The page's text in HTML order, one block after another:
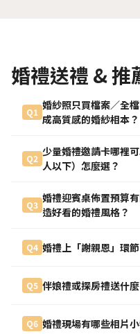
婚禮送禮 & 推
Q1
婚紗照只買檔案／全
成高質感的婚紗相本？
Q2
少量婚禮邀請卡哪裡
人以下）怎麼選？
Q3
婚禮迎賓桌佈置預算
造好看的婚禮風格？
Q4 婚禮上「謝親恩」環
Q5 伴娘禮或探房禮送什
Q6 婚禮現場有哪些相片